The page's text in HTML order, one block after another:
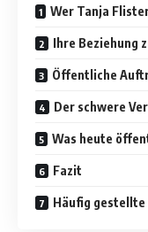
Wer Tanja
Ihre Beziehung
Öffentliche
Der schwere
Was heute
Fazit
Häufig gestellte